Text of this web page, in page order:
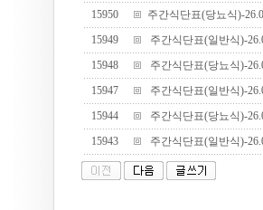
15950
주간식단표(당뇨식)-
15949
주간식단표(일반식)-
15948
주간식단표(당뇨식)-
15947
주간식단표(일반식)-
15944
주간식단표(당뇨식)-
15943
주간식단표(일반식)-